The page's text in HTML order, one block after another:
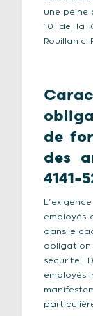
une peine
10 de la
Rouillan c.
C
de
des
4141-
employés
dans le
sécurité.